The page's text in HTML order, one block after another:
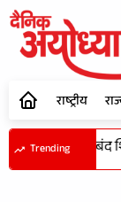
राष्ट्रीय
Trending
में 2 स्कूल मिले बंद